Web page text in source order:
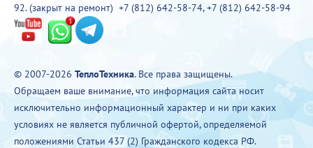
92. (закрыт на ремонт) +7 (812) 642-58-74,+7 (812) 642-58-94
© 2007-2026 ТеплоТехника. Все права защищены.
Обращаем ваше внимание, что информация сайта носит
исключительно информационный характер и ни при каких
условиях не является публичной офертой, определяемой
положениями Статьи 437 (2) Гражданского кодекса РФ.